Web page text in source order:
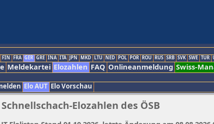
FIN FRA GER GRE INA ITA JPN MKD LTU NED POL POR ROU RUS SRB SVK SWE TUR
Meldekartei Elozahlen FAQ Onlineanmeldung Swiss-
Elo AUT Elo Vorschau
Elozahlen des ÖSB